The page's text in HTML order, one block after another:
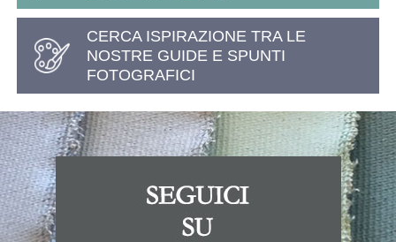
CERCA ISPIRAZIONE TRA LE
NOSTRE GUIDE E SPUNTI
FOTOGRAFICI